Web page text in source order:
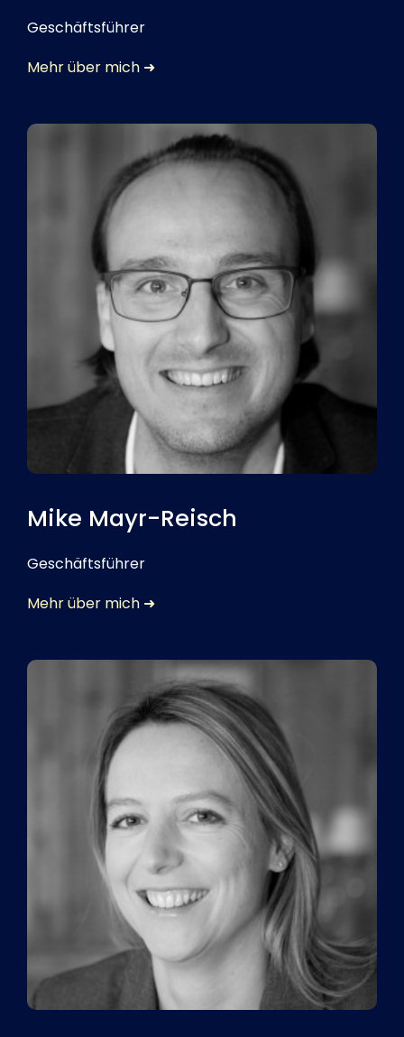
Geschäftsführer
Mehr über mich ➜
Mike Mayr-Reisch
Geschäftsführer
Mehr über mich ➜